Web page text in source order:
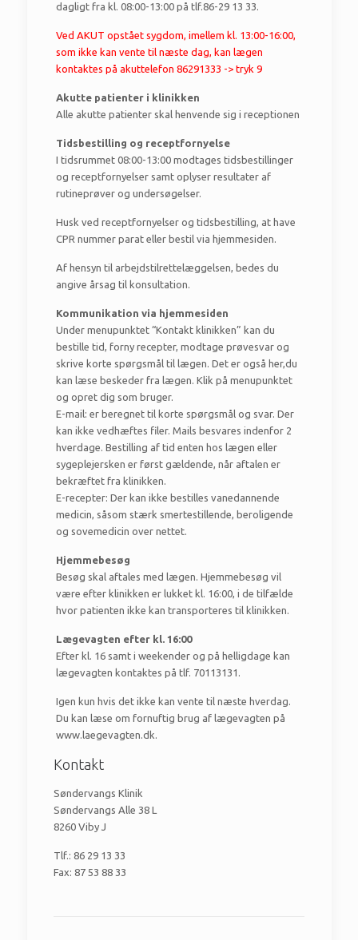
dagligt fra kl. 08:00-13:00 på tlf.86-29 13 33.
Ved AKUT opstået sygdom, imellem kl. 13:00-16:00,
som ikke kan vente til næste dag, kan lægen
kontaktes på akuttelefon 86291333 -> tryk 9
Akutte patienter i klinikken
Alle akutte patienter skal henvende sig i receptionen
Tidsbestilling og receptfornyelse
I tidsrummet 08:00-13:00 modtages tidsbestillinger
og receptfornyelser samt oplyser resultater af
rutineprøver og undersøgelser.
Husk ved receptfornyelser og tidsbestilling, at have
CPR nummer parat eller bestil via hjemmesiden.
Af hensyn til arbejdstilrettelæggelsen, bedes du
angive årsag til konsultation.
Kommunikation via hjemmesiden
Under menupunktet “Kontakt klinikken” kan du
bestille tid, forny recepter, modtage prøvesvar og
skrive korte spørgsmål til lægen. Det er også her,du
kan læse beskeder fra lægen. Klik på menupunktet
og opret dig som bruger.
E-mail: er beregnet til korte spørgsmål og svar. Der
kan ikke vedhæftes filer. Mails besvares indenfor 2
hverdage. Bestilling af tid enten hos lægen eller
sygeplejersken er først gældende, når aftalen er
bekræftet fra klinikken.
E-recepter: Der kan ikke bestilles vanedannende
medicin, såsom stærk smertestillende, beroligende
og sovemedicin over nettet.
Hjemmebesøg
Besøg skal aftales med lægen. Hjemmebesøg vil
være efter klinikken er lukket kl. 16:00, i de tilfælde
hvor patienten ikke kan transporteres til klinikken.
Lægevagten efter kl. 16:00
Efter kl. 16 samt i weekender og på helligdage kan
lægevagten kontaktes på tlf. 70113131.
Igen kun hvis det ikke kan vente til næste hverdag.
Du kan læse om fornuftig brug af lægevagten på
www.laegevagten.dk.
Kontakt
Søndervangs Klinik
Søndervangs Alle 38 L
8260 Viby J
Tlf.: 86 29 13 33
Fax: 87 53 88 33